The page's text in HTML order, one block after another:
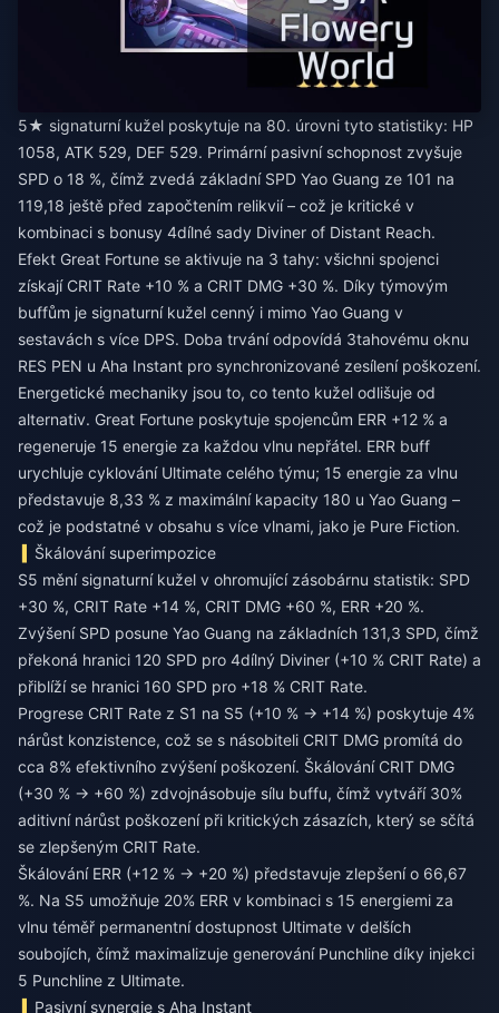
5★ signaturní kužel poskytuje na 80. úrovni tyto statistiky: HP
1058, ATK 529, DEF 529. Primární pasivní schopnost zvyšuje
SPD o 18 %, čímž zvedá základní SPD Yao Guang ze 101 na
119,18 ještě před započtením relikvií – což je kritické v
kombinaci s bonusy 4dílné sady Diviner of Distant Reach.
Efekt Great Fortune se aktivuje na 3 tahy: všichni spojenci
získají CRIT Rate +10 % a CRIT DMG +30 %. Díky týmovým
buffům je signaturní kužel cenný i mimo Yao Guang v
sestavách s více DPS. Doba trvání odpovídá 3tahovému oknu
RES PEN u Aha Instant pro synchronizované zesílení poškození.
Energetické mechaniky jsou to, co tento kužel odlišuje od
alternativ. Great Fortune poskytuje spojencům ERR +12 % a
regeneruje 15 energie za každou vlnu nepřátel. ERR buff
urychluje cyklování Ultimate celého týmu; 15 energie za vlnu
představuje 8,33 % z maximální kapacity 180 u Yao Guang –
což je podstatné v obsahu s více vlnami, jako je Pure Fiction.
Škálování superimpozice
S5 mění signaturní kužel v ohromující zásobárnu statistik: SPD
+30 %, CRIT Rate +14 %, CRIT DMG +60 %, ERR +20 %.
Zvýšení SPD posune Yao Guang na základních 131,3 SPD, čímž
překoná hranici 120 SPD pro 4dílný Diviner (+10 % CRIT Rate) a
přiblíží se hranici 160 SPD pro +18 % CRIT Rate.
Progrese CRIT Rate z S1 na S5 (+10 % → +14 %) poskytuje 4%
nárůst konzistence, což se s násobiteli CRIT DMG promítá do
cca 8% efektivního zvýšení poškození. Škálování CRIT DMG
(+30 % → +60 %) zdvojnásobuje sílu buffu, čímž vytváří 30%
aditivní nárůst poškození při kritických zásazích, který se sčítá
se zlepšeným CRIT Rate.
Škálování ERR (+12 % → +20 %) představuje zlepšení o 66,67
%. Na S5 umožňuje 20% ERR v kombinaci s 15 energiemi za
vlnu téměř permanentní dostupnost Ultimate v delších
soubojích, čímž maximalizuje generování Punchline díky injekci
5 Punchline z Ultimate.
Pasivní synergie s Aha Instant